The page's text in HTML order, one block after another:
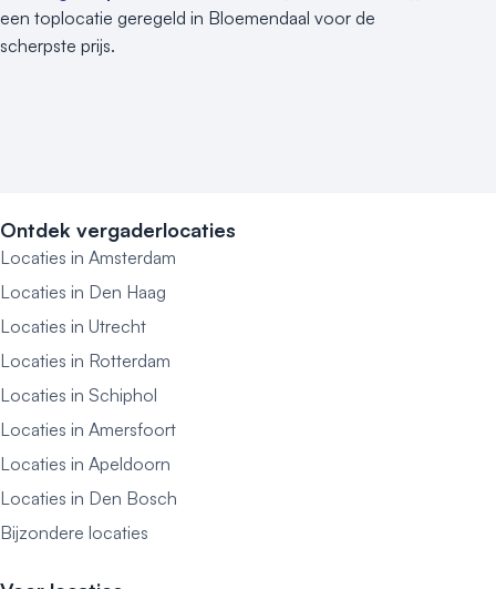
een toplocatie geregeld in Bloemendaal voor de
scherpste prijs.
Ontdek vergaderlocaties
Locaties in Amsterdam
Locaties in Den Haag
Locaties in Utrecht
Locaties in Rotterdam
Locaties in Schiphol
Locaties in Amersfoort
Locaties in Apeldoorn
Locaties in Den Bosch
Bijzondere locaties